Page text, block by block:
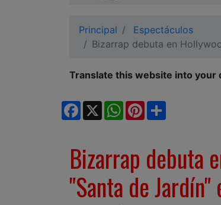
Principal
Espectáculos
Bizarrap debuta en
Translate this website into your
Facebook
X WhatsApp
Pinterest
Bizarrap debuta
"Santa de